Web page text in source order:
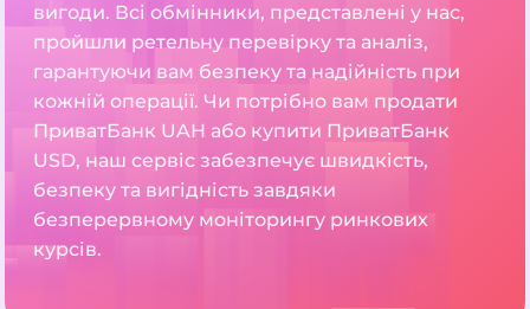
вигоди. Всі обмінники, представлені у нас,
пройшли ретельну перевірку та аналіз,
гарантуючи вам безпеку та надійність при
кожній операції. Чи потрібно вам продати
ПриватБанк UAH або купити ПриватБанк
USD, наш сервіс забезпечує швидкість,
безпеку та вигідність завдяки
безперервному моніторингу ринкових
курсів.